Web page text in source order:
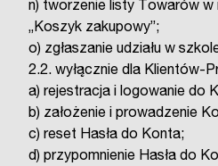
n) tworzenie listy Towarów w
„Koszyk zakupowy”;
o) zgłaszanie udziału w
2.2. wyłącznie dla Klientów-
a) rejestracja i logowanie do
b) założenie i prowadzenie
c) reset Hasła do Konta;
d) przypomnienie Hasła do